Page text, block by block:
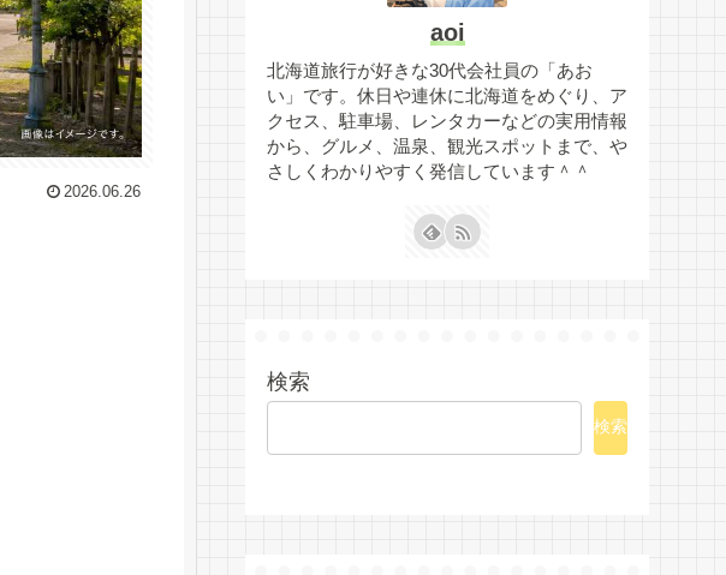
2026.06.26
aoi
北海道旅行が好きな30代会社員の「あお
い」です。休日や連休に北海道をめぐり、ア
クセス、駐車場、レンタカーなどの実用情報
から、グルメ、温泉、観光スポットまで、や
さしくわかりやすく発信しています＾＾
検索
検索